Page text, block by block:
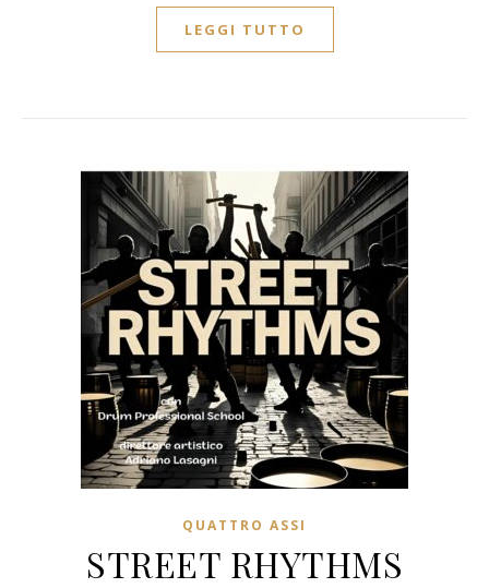
LEGGI TUTTO
QUATTRO ASSI
STREET RHYTHMS